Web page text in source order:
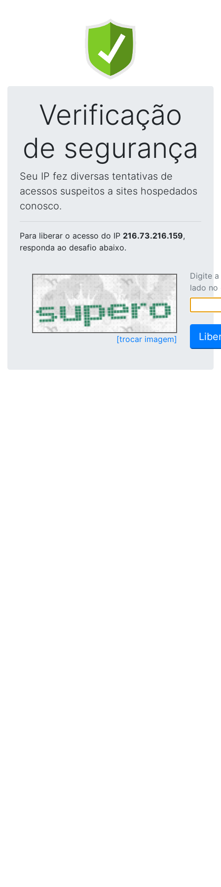
Verificação
de segurança
Seu IP fez diversas tentativas de
acessos suspeitos a sites hospedados
conosco.
Para liberar o acesso do IP 216.73.216.159,
responda ao desafio abaixo.
[trocar imagem]
Digite
lado no